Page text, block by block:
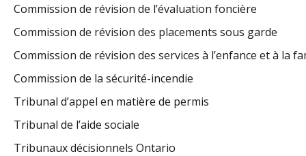
Commission de révision de l’évaluation foncière
Commission de révision des placements sous garde
Commission de révision des services à l’enfance et à la
Commission de la sécurité-incendie
Tribunal d’appel en matière de permis
Tribunal de l’aide sociale
Tribunaux décisionnels Ontario